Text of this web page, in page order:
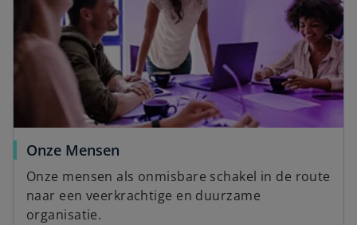
Onze Mensen
Onze mensen als onmisbare schakel in de route
naar een veerkrachtige en duurzame
organisatie.